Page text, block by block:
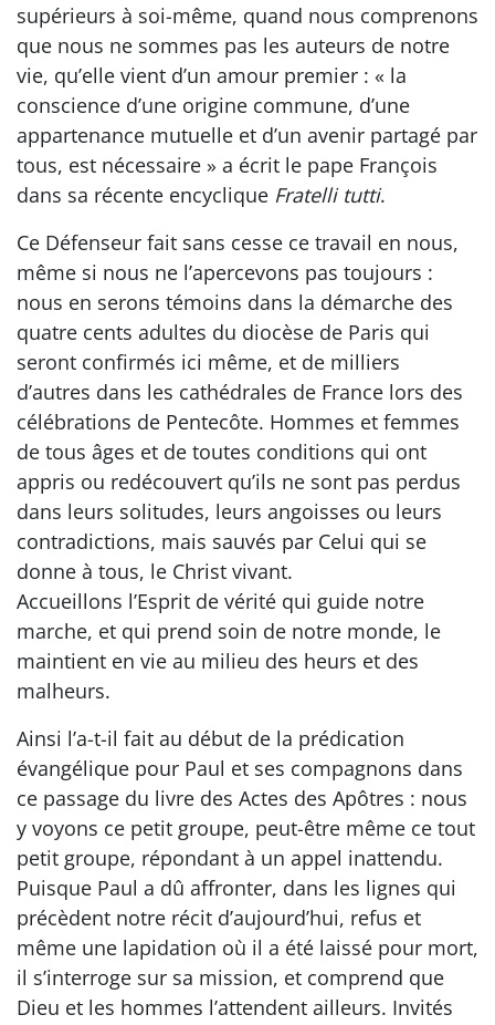
supérieurs à soi-même, quand nous comprenons
que nous ne sommes pas les auteurs de notre
vie, qu’elle vient d’un amour premier : « la
conscience d’une origine commune, d’une
appartenance mutuelle et d’un avenir partagé par
tous, est nécessaire » a écrit le pape François
dans sa récente encyclique Fratelli tutti.
Ce Défenseur fait sans cesse ce travail en nous,
même si nous ne l’apercevons pas toujours :
nous en serons témoins dans la démarche des
quatre cents adultes du diocèse de Paris qui
seront confirmés ici même, et de milliers
d’autres dans les cathédrales de France lors des
célébrations de Pentecôte. Hommes et femmes
de tous âges et de toutes conditions qui ont
appris ou redécouvert qu’ils ne sont pas perdus
dans leurs solitudes, leurs angoisses ou leurs
contradictions, mais sauvés par Celui qui se
donne à tous, le Christ vivant.
Accueillons l’Esprit de vérité qui guide notre
marche, et qui prend soin de notre monde, le
maintient en vie au milieu des heurs et des
malheurs.
Ainsi l’a-t-il fait au début de la prédication
évangélique pour Paul et ses compagnons dans
ce passage du livre des Actes des Apôtres : nous
y voyons ce petit groupe, peut-être même ce tout
petit groupe, répondant à un appel inattendu.
Puisque Paul a dû affronter, dans les lignes qui
précèdent notre récit d’aujourd’hui, refus et
même une lapidation où il a été laissé pour mort,
il s’interroge sur sa mission, et comprend que
Dieu et les hommes l’attendent ailleurs. Invités